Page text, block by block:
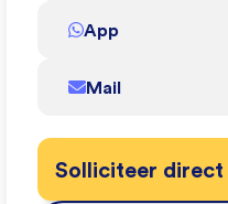
App
Mail
Solliciteer direct